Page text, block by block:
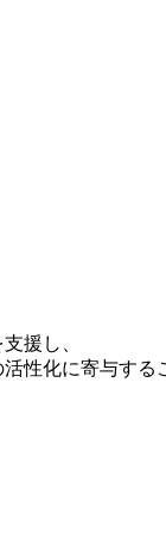
援し、
性化に寄与する